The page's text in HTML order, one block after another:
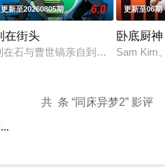
成为SBS PLUS、skyTV的
更新至20260805期 6.0
在街头
在石与曹世镐亲自到人们的日常生
更新至06期
卧底厨神
Sam Kim
共 条 “同床异梦2” 影评